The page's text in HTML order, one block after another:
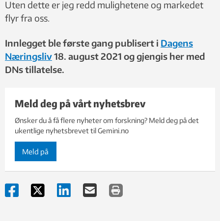
Uten dette er jeg redd mulighetene og markedet
flyr fra oss.
Innlegget ble første gang publisert i Dagens
Næringsliv18. august 2021 og gjengis her med
DNs tillatelse.
Meld deg på vårt nyhetsbrev
Ønsker du å få flere nyheter om forskning? Meld deg på det
ukentlige nyhetsbrevet til Gemini.no
Meld på